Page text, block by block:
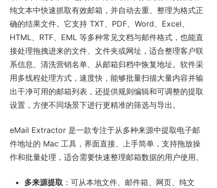
纯文本中快速抓取有效邮箱，并自动去重、整理为格式正
确的结果文件。它支持 TXT、PDF、Word、Excel、
HTML、RTF、EML 等多种常见文档与邮件格式，也能直
接处理拖拽进来的文件、文件夹或网址，适合整理客户联
系信息、清洗营销名单、从邮箱归档中恢复地址。软件采
用多线程处理方式，速度快，能够批量扫描大量内容并输
出干净可用的邮箱列表，还提供规则编辑和可调整的提取
设置，方便不同场景下进行更精准的筛选与导出。
eMail Extractor 是一款专注于从多种来源中提取电子邮
件地址的 Mac 工具，界面直接、上手简单，支持拖放操
作和批量处理，适合需要快速整理邮箱数据的用户使用。
多来源提取 ：可从本地文件、邮件箱、网页、纯文